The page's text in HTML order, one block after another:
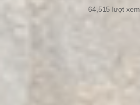
4/7/2023
64,515 lượt xem